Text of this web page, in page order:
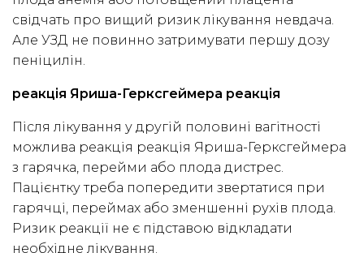
свідчать про вищий ризик лікування невдача.
Але УЗД не повинно затримувати першу дозу
пеніцилін.
реакція Яриша-Герксгеймера реакція
Після лікування у другій половині вагітності
можлива реакція реакція Яриша-Герксгеймера
з гарячка, перейми або плода дистрес.
Пацієнтку треба попередити звертатися при
гарячці, переймах або зменшенні рухів плода.
Ризик реакції не є підставою відкладати
необхідне лікування.